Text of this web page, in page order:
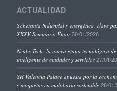
ACTUALIDAD
Soberanía industrial y energética, clave
XXXV Seminario Étnor 30/01/2026
Nealis Tech: la nueva etapa tecnológica
inteligente de ciudades y servicios 27/01/
SH Valencia Palace apuesta por la
y moquetas en mobiliario sostenible 26/